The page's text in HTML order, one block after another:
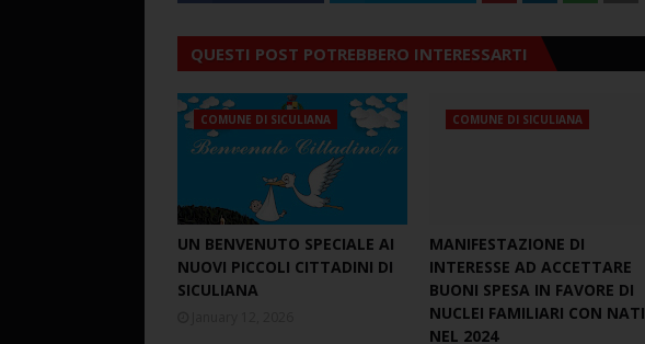
QUESTI POST POTREBBERO INTERESSARTI
COMUNE DI SICULIANA
UN BENVENUTO SPECIALE AI
NUOVI PICCOLI CITTADINI DI
SICULIANA
COMUNE DI SICULIANA
MANIFESTAZIONE DI
INTERESSE AD ACCETTARE
BUONI SPESA IN FAVORE DI
NUCLEI FAMILIARI CON NATI
NEL 2024